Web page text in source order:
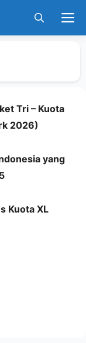
Tri – Kuota
2026)
yang
Kuota XL